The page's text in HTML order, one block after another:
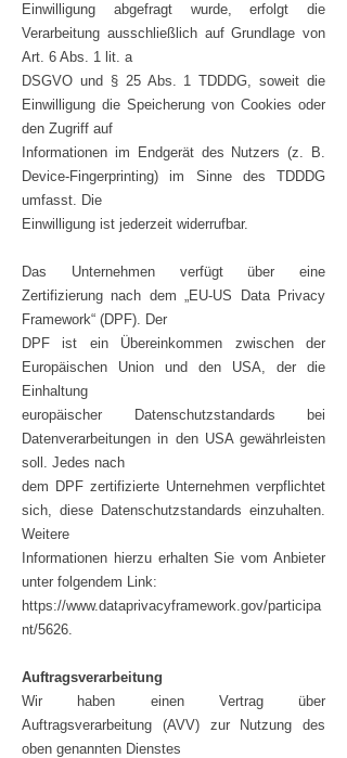
Einwilligung abgefragt wurde, erfolgt die
Verarbeitung ausschließlich auf Grundlage von
Art. 6 Abs. 1 lit. a
DSGVO und § 25 Abs. 1 TDDDG, soweit die
Einwilligung die Speicherung von Cookies oder
den Zugriff auf
Informationen im Endgerät des Nutzers (z. B.
Device-Fingerprinting) im Sinne des TDDDG
umfasst. Die
Einwilligung ist jederzeit widerrufbar.
Das Unternehmen verfügt über eine
Zertifizierung nach dem „EU-US Data Privacy
Framework“ (DPF). Der
DPF ist ein Übereinkommen zwischen der
Europäischen Union und den USA, der die
Einhaltung
europäischer Datenschutzstandards bei
Datenverarbeitungen in den USA gewährleisten
soll. Jedes nach
dem DPF zertifizierte Unternehmen verpflichtet
sich, diese Datenschutzstandards einzuhalten.
Weitere
Informationen hierzu erhalten Sie vom Anbieter
unter folgendem Link:
https://www.dataprivacyframework.gov/participa
nt/5626.
Auftragsverarbeitung
Wir haben einen Vertrag über
Auftragsverarbeitung (AVV) zur Nutzung des
oben genannten Dienstes